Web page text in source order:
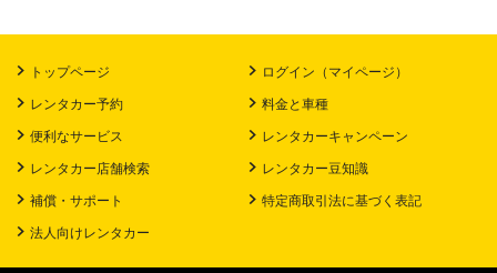
トップページ
ログイン（マイページ）
レンタカー予約
料金と車種
便利なサービス
レンタカーキャンペーン
レンタカー店舗検索
レンタカー豆知識
補償・サポート
特定商取引法に基づく表記
法人向けレンタカー